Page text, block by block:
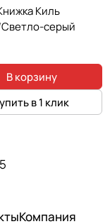
Киль
серый
В корзину
в 1 клик
5
Компания